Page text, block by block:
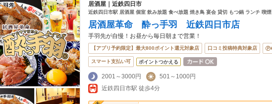
居酒屋｜近鉄四日市
近鉄四日市駅 居酒屋 個室 飲み放題 食べ放題 焼き鳥 宴会 貸切 もつ鍋 ランチ 喫煙
居酒屋革命 酔っ手羽 近鉄四日市店
手羽先が自慢！お昼から毎日朝まで営業！
【アプリ予約限定】最大800ポイント還元対象店 口コミ投稿特典対象店
スマート支払い可 ポイントつかえる
2001～3000円
501～1000円
近鉄四日市駅 徒歩4分